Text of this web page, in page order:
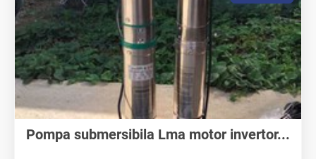
Pompa submersibila Lma motor invertor...